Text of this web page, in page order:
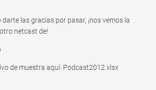
darte las gracias por pasar, ¡nos vemos la
netcast de!
de muestra aquí: Podcast2012.xlsx